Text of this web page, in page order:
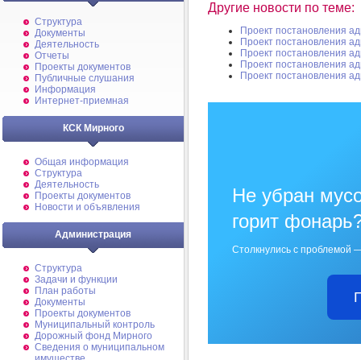
Структура
Документы
Деятельность
Отчеты
Проекты документов
Публичные слушания
Информация
Интернет-приемная
КСК Мирного
Общая информация
Структура
Деятельность
Проекты документов
Новости и объявления
Администрация
Структура
Задачи и функции
План работы
Документы
Проекты документов
Муниципальный контроль
Дорожный фонд Мирного
Cведения о муниципальном
Другие новости по теме:
Проект постановления
Проект постановления
Проект постановления
Проект постановления
Проект постановления
Не убран
горит
Столкнулись с проблемой